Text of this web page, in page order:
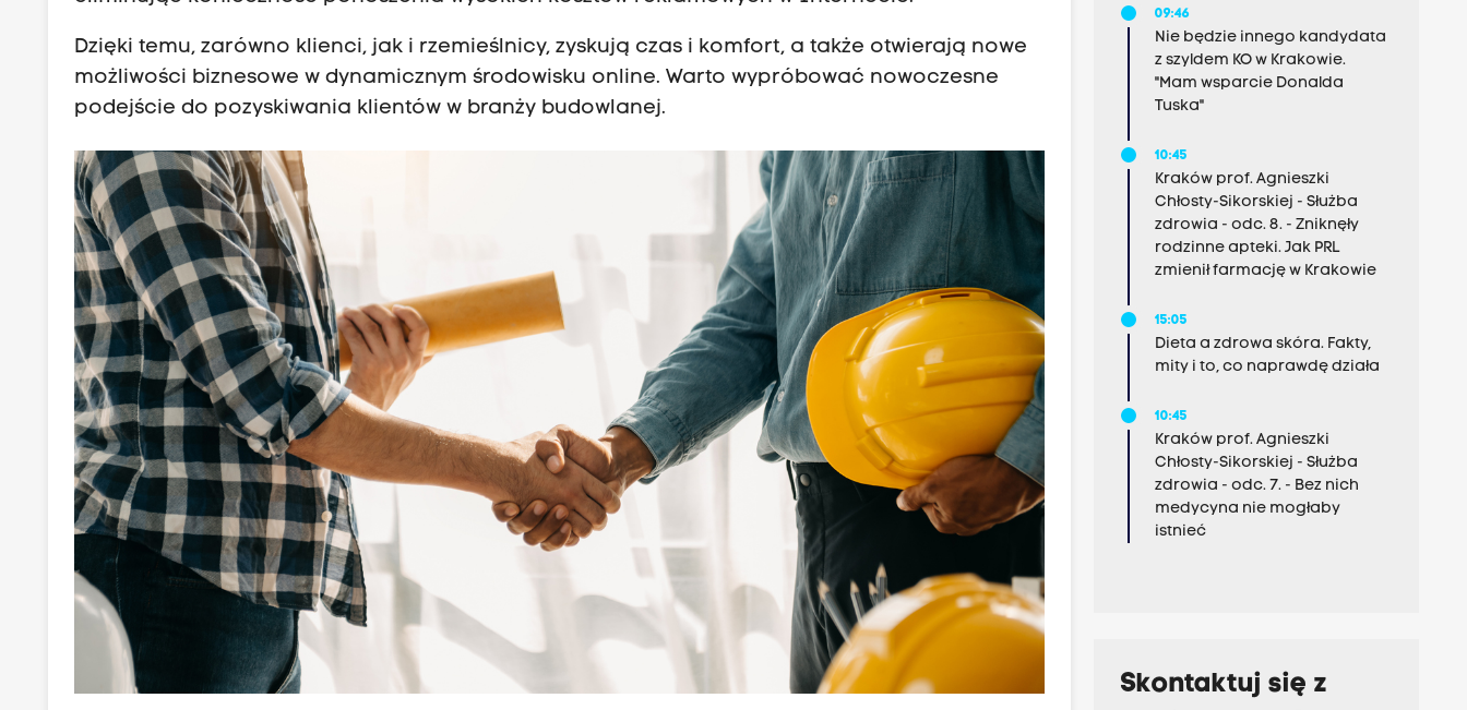
Dzięki temu, zarówno klienci, jak i rzemieślnicy, zyskują czas i komfort, a także otwierają nowe
możliwości biznesowe w dynamicznym środowisku online. Warto wypróbować nowoczesne
podejście do pozyskiwania klientów w branży budowlanej.
09:46
Nie będzie innego kandydata
z szyldem KO w Krakowie.
"Mam wsparcie Donalda
Tuska"
10:45
Kraków prof. Agnieszki
Chłosty-Sikorskiej - Służba
zdrowia - odc. 8. - Zniknęły
rodzinne apteki. Jak PRL
zmienił farmację w Krakowie
15:05
Dieta a zdrowa skóra. Fakty,
mity i to, co naprawdę działa
10:45
Kraków prof. Agnieszki
Chłosty-Sikorskiej - Służba
zdrowia - odc. 7. - Bez nich
medycyna nie mogłaby
istnieć
Skontaktuj się z